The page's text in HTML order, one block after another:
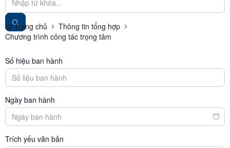
Trang chủ
Thông tin tổng hợp
Chương trình công tác trọng tâm
Số hiệu ban hành
Ngày ban hành
Trích yếu văn bản